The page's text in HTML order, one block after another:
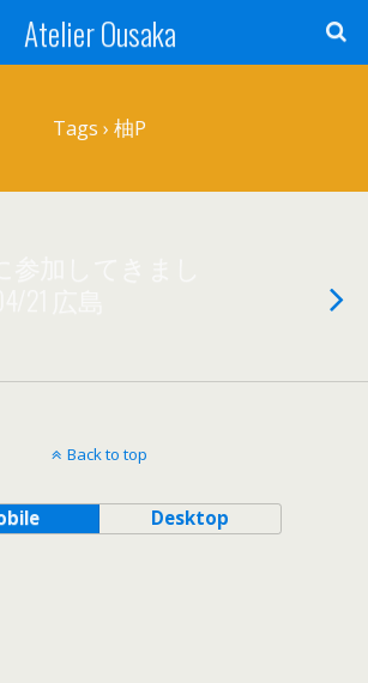
Atelier Ousaka
Tags › 柚P
Back to top
Desktop